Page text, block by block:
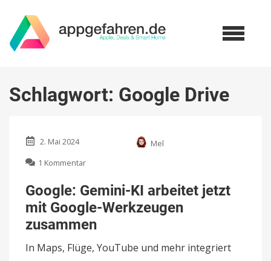
Schlagwort: Google Drive
2. Mai 2024
Mel
1 Kommentar
Gemini-
KI
arbeitet
jetzt
mit
Google-
Werkzeugen
Google: Gemini-KI arbeitet jetzt
mit Google-Werkzeugen
zusammen
In Maps, Flüge, YouTube und mehr integriert